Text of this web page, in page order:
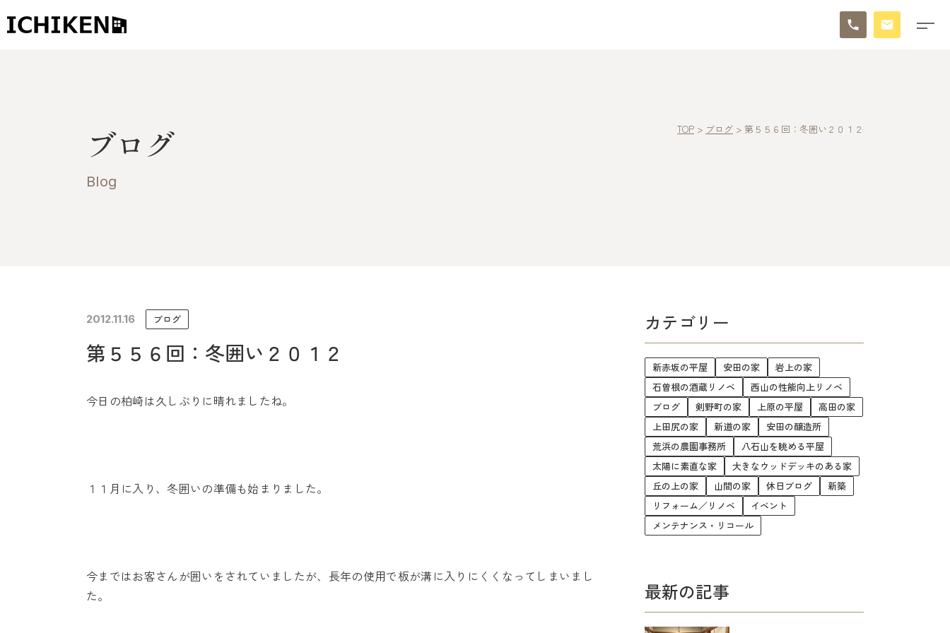
未来に住み継ぐ平屋
ブログ
Blog
TOP > ブログ > 第５５６回：冬囲い２０１２
2012.11.16 ブログ
第５５６回：冬囲い２０１２
今日の柏崎は久しぶりに晴れましたね。
１１月に入り、冬囲いの準備も始まりました。
今まではお客さんが囲いをされていましたが、長年の使用で板が溝に入りにくくなってしまいまし
た。
カテゴリー
新赤坂の平屋 安田の家
岩上の家
石曽根の酒蔵リノベ
西山の性能向上リノベ
ブログ
剣野町の家 上原の平屋
高田の家
上田尻の家
新道の家
安田の醸造所
荒浜の農園事務所
八石山を眺める平屋
太陽に素直な家
大きなウッドデッキのある家
丘の上の家
山間の家 休日ブログ
新築
リフォーム／リノベ
イベント
メンテナンス・リコール
最新の記事